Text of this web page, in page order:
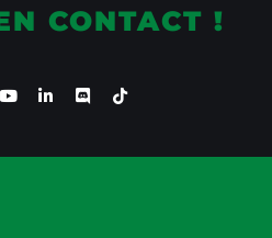
CONTACT !